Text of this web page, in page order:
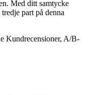
Med ditt samtycke
part på denna
Kundrecensioner, A/B-